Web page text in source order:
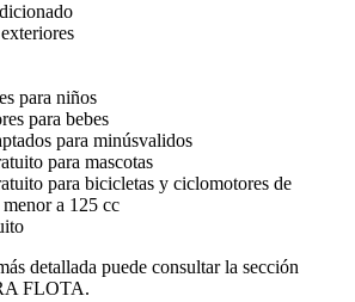
para niños
para bebes
para minúsvalidos
para mascotas
para bicicletas y ciclomotores de
a 125 cc
detallada puede consultar la sección
FLOTA.